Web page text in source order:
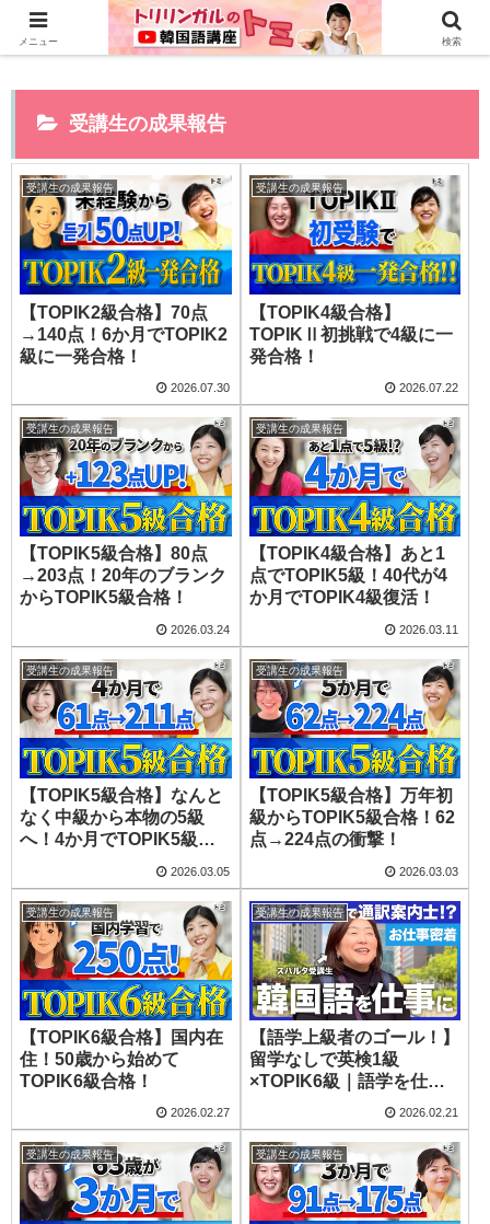
0から全てYouTubeで学べる韓国語講座はこちら>>
受講生の成果報告
受講生の成果報告
【TOPIK2級合格】70点
→140点！6か月でTOPIK2
級に一発合格！
2026.07.30
受講生の成果報告
【TOPIK4級合格】
TOPIKⅡ初挑戦で4級に一
発合格！
2026.07.22
受講生の成果報告
【TOPIK5級合格】80点
→203点！20年のブランク
からTOPIK5級合格！
2026.03.24
受講生の成果報告
【TOPIK4級合格】あと1
点でTOPIK5級！40代が4
か月でTOPIK4級復活！
2026.03.11
受講生の成果報告
【TOPIK5級合格】なんと
なく中級から本物の5級
へ！4か月でTOPIK5級合
2026.03.05
受講生の成果報告
【TOPIK5級合格】万年初
級からTOPIK5級合格！62
点→224点の衝撃！
2026.03.03
受講生の成果報告
【TOPIK6級合格】国内在
住！50歳から始めて
TOPIK6級合格！
2026.02.27
受講生の成果報告
【語学上級者のゴール！】
留学なしで英検1級
×TOPIK6級｜語学を仕事
にした主婦のリアル！
2026.02.21
受講生の成果報告 受講生の成果報告
メニュー 検索